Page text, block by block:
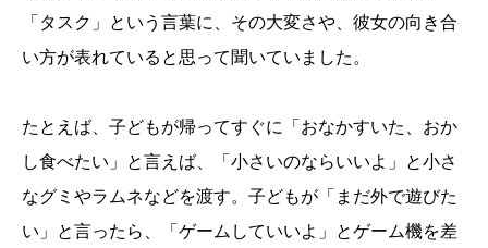
「タスク」という言葉に、その大変さや、彼女の向き合
い方が表れていると思って聞いていました。
たとえば、子どもが帰ってすぐに「おなかすいた、おか
し食べたい」と言えば、「小さいのならいいよ」と小さ
なグミやラムネなどを渡す。子どもが「まだ外で遊びた
い」と言ったら、「ゲームしていいよ」とゲーム機を差